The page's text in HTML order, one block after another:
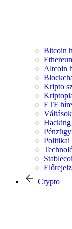
Bitcoin
Altcoin
Kripto
ETF
Hacking
Politikai
Crypto